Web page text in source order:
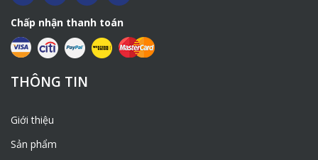
Chấp nhận thanh toán
THÔNG TIN
Giới thiệu
Sản phẩm